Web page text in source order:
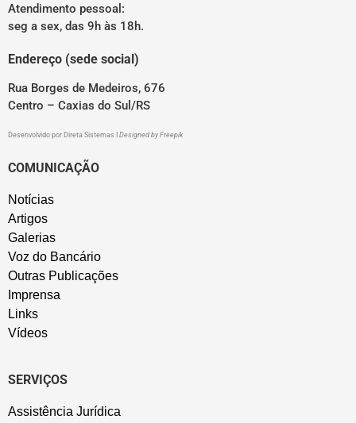
Atendimento pessoal:
seg a sex, das 9h às 18h.
Endereço (sede social)
Rua Borges de Medeiros, 676
Centro – Caxias do Sul/RS
Desenvolvido por Direta Sistemas Designed by Freepik
COMUNICAÇÃO
Notícias
Artigos
Galerias
Voz do Bancário
Outras Publicações
Imprensa
Links
Vídeos
SERVIÇOS
Assistência Jurídica